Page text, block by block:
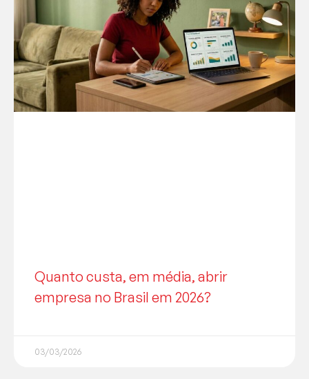
Quanto custa, em média, abrir
empresa no Brasil em 2026?
03/03/2026